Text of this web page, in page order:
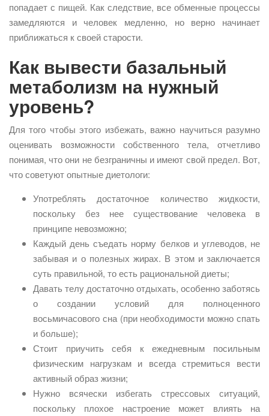
попадает с пищей. Как следствие, все обменные процессы
замедляются и человек медленно, но верно начинает
приближаться к своей старости.
Как вывести базальный
метаболизм на нужный
уровень?
Для того чтобы этого избежать, важно научиться разумно
оценивать возможности собственного тела, отчетливо
понимая, что они не безграничны и имеют свой предел. Вот,
что советуют опытные диетологи:
Употреблять достаточное количество жидкости,
поскольку без нее существование человека в
принципе невозможно;
Каждый день съедать норму белков и углеводов, не
забывая и о полезных жирах. В этом и заключается
суть правильной, то есть рациональной диеты;
Давать телу достаточно отдыхать, особенно заботясь
о создании условий для полноценного
восьмичасового сна (при необходимости можно спать
и больше);
Стоит приучить себя к ежедневным посильным
физическим нагрузкам и всегда стремиться вести
активный образ жизни;
Нужно всячески избегать стрессовых ситуаций,
поскольку плохое настроение может влиять на